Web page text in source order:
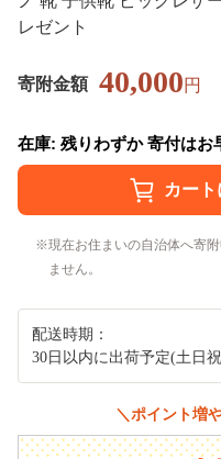
レゼント
寄附金額 40,000円
在庫: 残りわずか 寄付はお
現在お住まいの自治体へ寄
ません。
配送時期：
30日以内に出荷予定(土日
＼ポイント増